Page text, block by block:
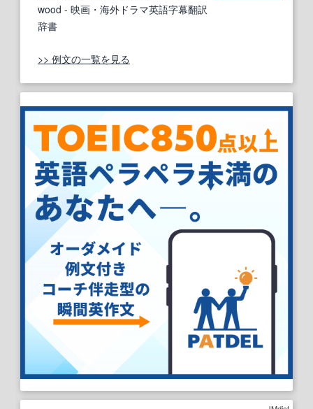
wood - 映画・海外ドラマ英語字幕翻訳
辞書
>> 例文の一覧を見る